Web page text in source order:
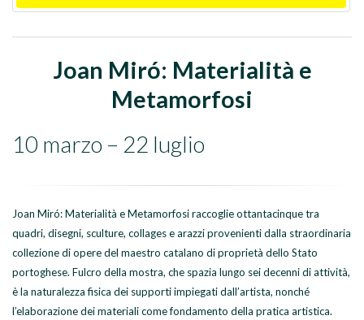
Joan Miró: Materialità e
Metamorfosi
10 marzo – 22 luglio
Joan Miró: Materialità e Metamorfosi raccoglie ottantacinque tra
quadri, disegni, sculture, collages e arazzi provenienti dalla straordinaria
collezione di opere del maestro catalano di proprietà dello Stato
portoghese. Fulcro della mostra, che spazia lungo sei decenni di attività,
è la naturalezza fisica dei supporti impiegati dall’artista, nonché
l’elaborazione dei materiali come fondamento della pratica artistica.